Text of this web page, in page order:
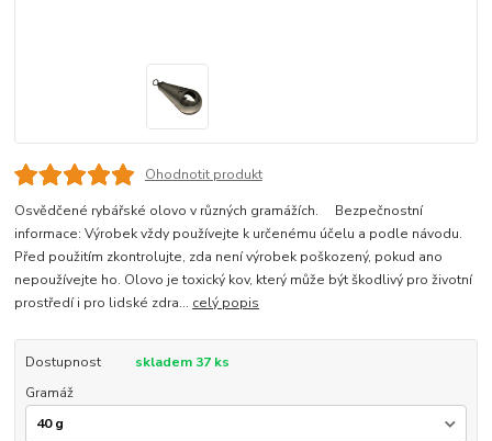
Ohodnotit produkt
Osvědčené rybářské olovo v různých gramážích. Bezpečnostní
informace: Výrobek vždy používejte k určenému účelu a podle návodu.
Před použitím zkontrolujte, zda není výrobek poškozený, pokud ano
nepoužívejte ho. Olovo je toxický kov, který může být škodlivý pro životní
prostředí i pro lidské zdra... celý popis
Dostupnost
skladem 37 ks
Gramáž